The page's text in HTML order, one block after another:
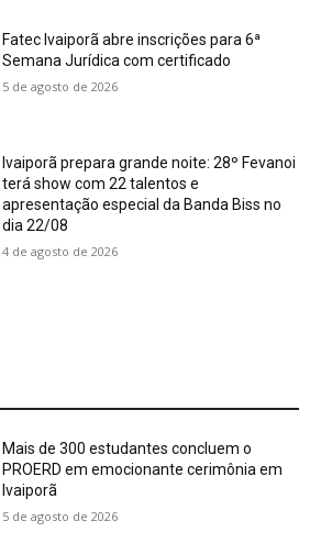
Fatec Ivaiporã abre inscrições para 6ª
Semana Jurídica com certificado
5 de agosto de 2026
Ivaiporã prepara grande noite: 28º Fevanoi
terá show com 22 talentos e
apresentação especial da Banda Biss no
dia 22/08
4 de agosto de 2026
Mais de 300 estudantes concluem o
PROERD em emocionante cerimônia em
Ivaiporã
5 de agosto de 2026